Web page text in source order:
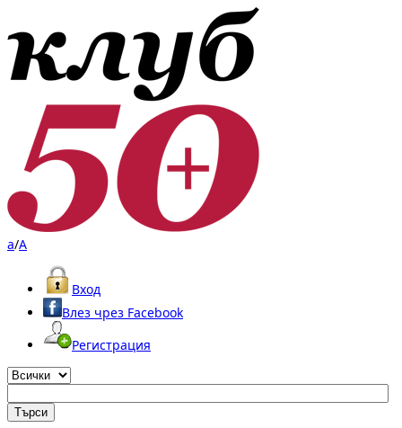
a/A
Вход
Влез чрез Facebook
Регистрация